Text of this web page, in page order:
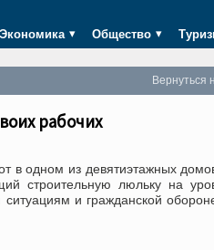
Экономика Общество
Вернуться
рабочих
в одном из девятиэтажных
строительную люльку на
и гражданской